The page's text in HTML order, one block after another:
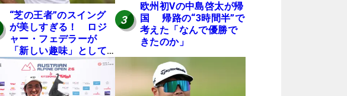
“芝の王者”のスイング
が美しすぎる！ ロジ
ャー・フェデラーが
「新しい趣味」として
ゴルフに挑戦中！
3
欧州初Vの中島啓太が帰
国 帰路の“3時間半”で
考えた「なんで優勝で
きたのか」